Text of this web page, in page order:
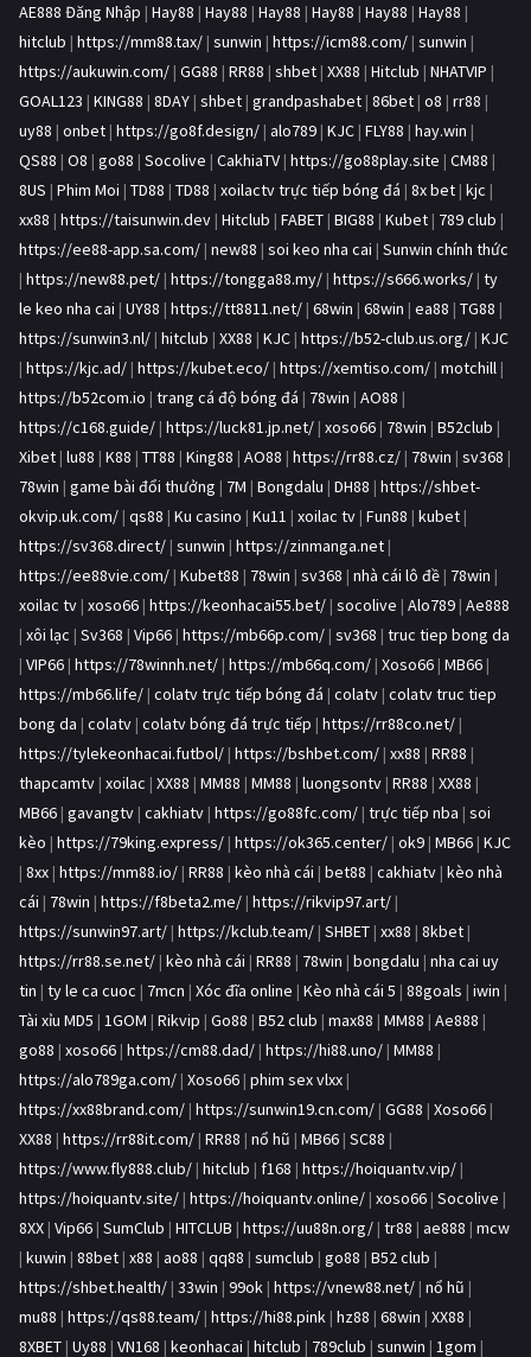
AE888 Đăng Nhập | Hay88 | Hay88 | Hay88 | Hay88 | Hay88 | Hay88 |
hitclub | https://mm88.tax/ | sunwin | https://icm88.com/ | sunwin |
https://aukuwin.com/ | GG88 | RR88 | shbet | XX88 | Hitclub | NHATVIP |
GOAL123 | KING88 | 8DAY | shbet | grandpashabet | 86bet | o8 | rr88 |
uy88 | onbet | https://go8f.design/ | alo789 | KJC | FLY88 | hay.win |
QS88 | O8 | go88 | Socolive | CakhiaTV | https://go88play.site | CM88 |
8US | Phim Moi | TD88 | TD88 | xoilactv trực tiếp bóng đá | 8x bet | kjc |
xx88 | https://taisunwin.dev | Hitclub | FABET | BIG88 | Kubet | 789 club |
https://ee88-app.sa.com/ | new88 | soi keo nha cai | Sunwin chính thức
| https://new88.pet/ | https://tongga88.my/ | https://s666.works/ | ty
le keo nha cai | UY88 | https://tt8811.net/ | 68win | 68win | ea88 | TG88 |
https://sunwin3.nl/ | hitclub | XX88 | KJC | https://b52-club.us.org/ | KJC
| https://kjc.ad/ | https://kubet.eco/ | https://xemtiso.com/ | motchill |
https://b52com.io | trang cá độ bóng đá | 78win | AO88 |
https://c168.guide/ | https://luck81.jp.net/ | xoso66 | 78win | B52club |
Xibet | lu88 | K88 | TT88 | King88 | AO88 | https://rr88.cz/ | 78win | sv368 |
78win | game bài đổi thưởng | 7M | Bongdalu | DH88 | https://shbet-
okvip.uk.com/ | qs88 | Ku casino | Ku11 | xoilac tv | Fun88 | kubet |
https://sv368.direct/ | sunwin | https://zinmanga.net |
https://ee88vie.com/ | Kubet88 | 78win | sv368 | nhà cái lô đề | 78win |
xoilac tv | xoso66 | https://keonhacai55.bet/ | socolive | Alo789 | Ae888
| xôi lạc | Sv368 | Vip66 | https://mb66p.com/ | sv368 | truc tiep bong da
| VIP66 | https://78winnh.net/ | https://mb66q.com/ | Xoso66 | MB66 |
https://mb66.life/ | colatv trực tiếp bóng đá | colatv | colatv truc tiep
bong da | colatv | colatv bóng đá trực tiếp | https://rr88co.net/ |
https://tylekeonhacai.futbol/ | https://bshbet.com/ | xx88 | RR88 |
thapcamtv | xoilac | XX88 | MM88 | MM88 | luongsontv | RR88 | XX88 |
MB66 | gavangtv | cakhiatv | https://go88fc.com/ | trực tiếp nba | soi
kèo | https://79king.express/ | https://ok365.center/ | ok9 | MB66 | KJC
| 8xx | https://mm88.io/ | RR88 | kèo nhà cái | bet88 | cakhiatv | kèo nhà
cái | 78win | https://f8beta2.me/ | https://rikvip97.art/ |
https://sunwin97.art/ | https://kclub.team/ | SHBET | xx88 | 8kbet |
https://rr88.se.net/ | kèo nhà cái | RR88 | 78win | bongdalu | nha cai uy
tin | ty le ca cuoc | 7mcn | Xóc đĩa online | Kèo nhà cái 5 | 88goals | iwin |
Tài xỉu MD5 | 1GOM | Rikvip | Go88 | B52 club | max88 | MM88 | Ae888 |
go88 | xoso66 | https://cm88.dad/ | https://hi88.uno/ | MM88 |
https://alo789ga.com/ | Xoso66 | phim sex vlxx |
https://xx88brand.com/ | https://sunwin19.cn.com/ | GG88 | Xoso66 |
XX88 | https://rr88it.com/ | RR88 | nổ hũ | MB66 | SC88 |
https://www.fly888.club/ | hitclub | f168 | https://hoiquantv.vip/ |
https://hoiquantv.site/ | https://hoiquantv.online/ | xoso66 | Socolive |
8XX | Vip66 | SumClub | HITCLUB | https://uu88n.org/ | tr88 | ae888 | mcw
| kuwin | 88bet | x88 | ao88 | qq88 | sumclub | go88 | B52 club |
https://shbet.health/ | 33win | 99ok | https://vnew88.net/ | nổ hũ |
mu88 | https://qs88.team/ | https://hi88.pink | hz88 | 68win | XX88 |
8XBET | Uy88 | VN168 | keonhacai | hitclub | 789club | sunwin | 1gom |